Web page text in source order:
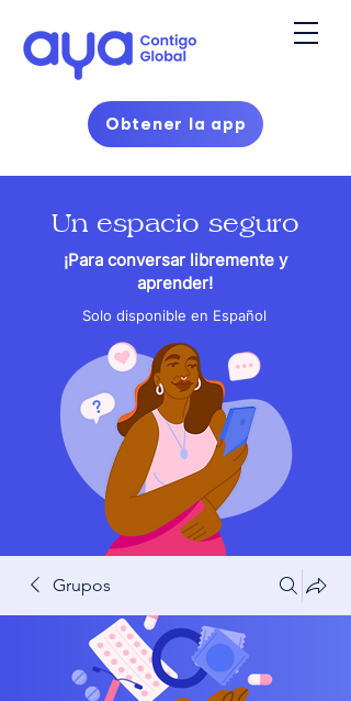
Obtener la app
Un espacio seguro
¡Para conversar libremente y
aprender!
Solo disponible en Español
Grupos